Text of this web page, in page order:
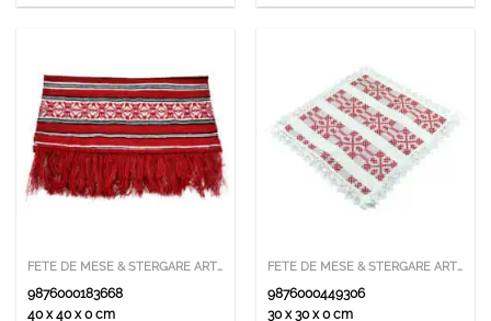
FETE DE MESE & STERGARE ARTIZANALE
9876000183668
40 x 40 x 0 cm
FETE DE MESE & STERGARE ARTIZANALE
9876000449306
30 x 30 x 0 cm